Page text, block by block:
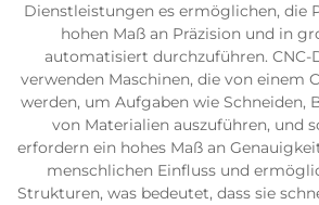
Kontaktieren Sie uns
Dienstleistungen es ermöglichen, die
hohen Maß an Präzision und in
automatisiert durchzuführen.
verwenden Maschinen, die von einem
werden, um Aufgaben wie Schneiden,
von Materialien auszuführen, und
erfordern ein hohes Maß an
menschlichen Einfluss und
Strukturen, was bedeutet, dass sie